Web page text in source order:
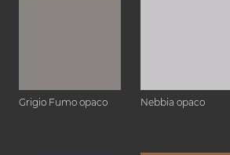
Grigio Fumo opaco Nebbia opaco